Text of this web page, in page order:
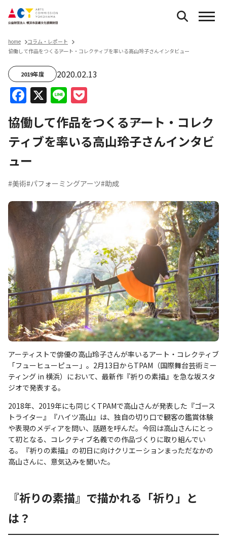
home
コラム・レポート
協働して作品をつくる――アート・コレクティブを率いる高山玲子さんインタビュー
2019年度 2020.02.13
Facebook
X Line
協働して作品をつくる――アート・コレク
ティブを率いる高山玲子さんインタビ
ュー
#美術#パフォーミングアーツ#助成
アーティストで俳優の高山玲子さんが率いるアート・コレクティブ
「フューヒューピュー」。2月13日からTPAM（国際舞台芸術ミー
ティング in 横浜）において、最新作『祈りの素描』を急な坂スタ
ジオで発表する。
2018年、2019年にも同じくTPAMで高山さんが発表した『ゴース
トライター』『ハイツ高山』は、独自の切り口で観客の鑑賞体験
や表現のメディアを問い、話題を呼んだ。今回は高山さんにとっ
て初となる、コレクティブ名義での作品づくりに取り組んでい
る。『祈りの素描』の初日に向けクリエーションまっただなかの
高山さんに、意気込みを聞いた。
『祈りの素描』で描かれる「祈り」と
は？